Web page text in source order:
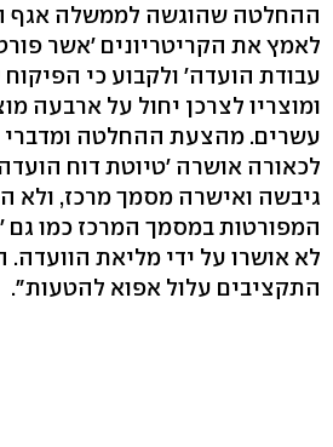
ההחלטה שהוגשה לממשלה אגף
לאמץ את הקריטריונים 'אשר
עבודת הועדה' ולקבוע כי
ומוצריו לצרכן יחול על ארבעה
עשרים. מהצעת ההחלטה ומדברי
לכאורה אושרה 'טיוטת דוח
גיבשה ואישרה מסמך מרכז, ולא
המפורטות במסמך המרכז כמו גם
לא אושרו על ידי מליאת
התקציבים עלול אפוא להטעות".